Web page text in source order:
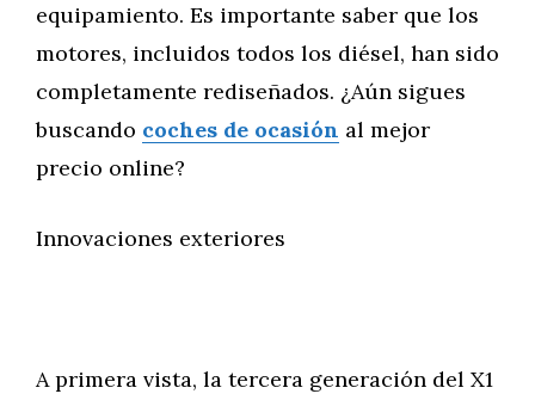
equipamiento. Es importante saber que los
motores, incluidos todos los diésel, han sido
completamente rediseñados. ¿Aún sigues
buscando coches de ocasión al mejor
precio online?
Innovaciones exteriores
A primera vista, la tercera generación del X1